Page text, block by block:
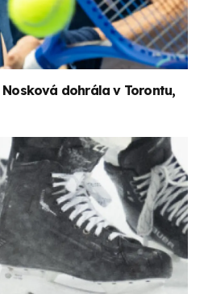
dohrála v Torontu,